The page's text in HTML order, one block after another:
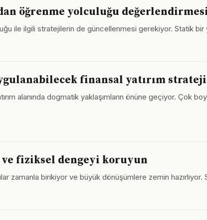
öğrenme yolculuğu
ile ilgili stratejilerin de güncellenmesi gerekiyor. Statik
finansal yatırım
alanında dogmatik yaklaşımların önüne geçiyor. Çok
fiziksel dengeyi koruyun
zamanla birikiyor ve büyük dönüşümlere zemin hazırlıyor.